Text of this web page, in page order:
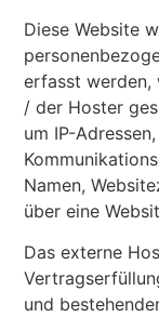
Diese Website
erfasst werden,
/ der Hoster
um IP-
Namen,
über eine
Das externe
und